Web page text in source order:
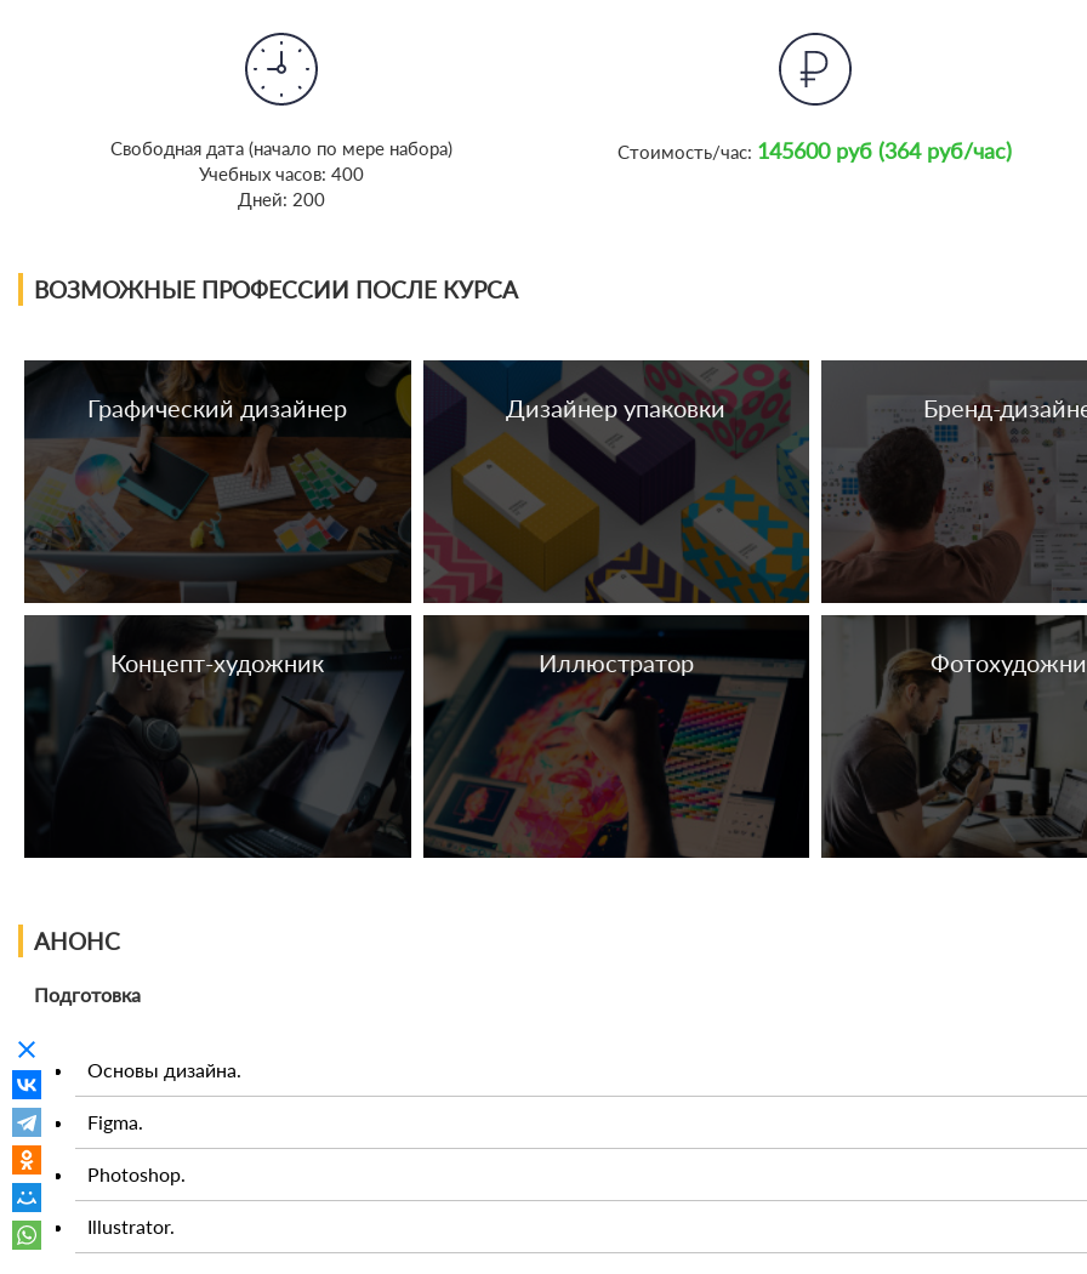
clear
Cвободная дата (начало по мере набора)
Учебных часов: 400
Дней: 200
Стоимость/час: 145600 руб (364 руб/час)
ВОЗМОЖНЫЕ ПРОФЕССИИ ПОСЛЕ КУРСА
Графический дизайнер Дизайнер упаковки Бренд-
Концепт-художник Иллюстратор
АНОНС
Подготовка
Основы дизайна.
Figma.
Photoshop.
Illustrator.